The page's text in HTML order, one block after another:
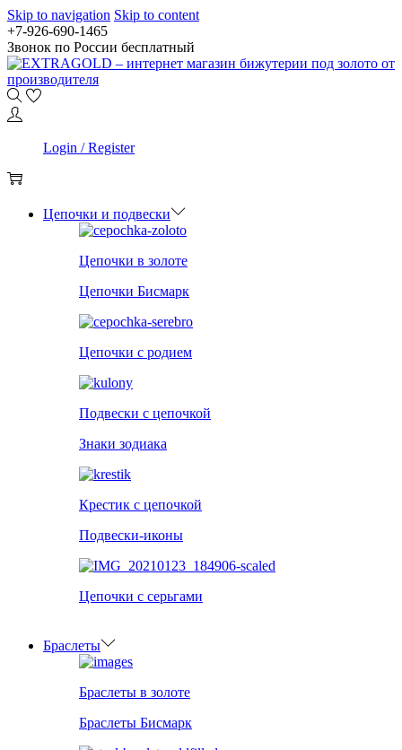
Skip to navigation Skip to content
+7-926-690-1465
Звонок по России бесплатный
Login / Register
Цепочки и подвески
Цепочки в золоте
Цепочки Бисмарк
Цепочки с родием
Подвески с цепочкой
Знаки зодиака
Крестик с цепочкой
Подвески-иконы
Цепочки с серьгами
Браслеты
Браслеты в золоте
Браслеты Бисмарк